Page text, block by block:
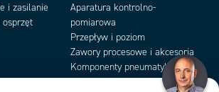
i zasilanie
osprzęt
Aparatura kontrolno-
pomiarowa
Przepływ i poziom
Zawory procesowe i akcesoria
Komponenty pneumatyki i
podciśnienia